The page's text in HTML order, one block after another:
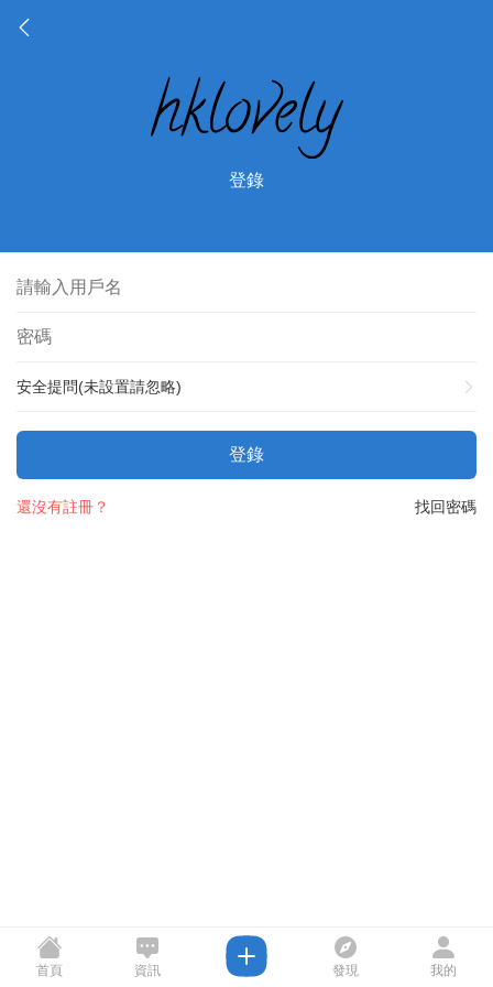
登錄
安全提問(未設置請忽略)
登錄
找回密碼
還沒有註冊？
首頁 資訊 發現 我的